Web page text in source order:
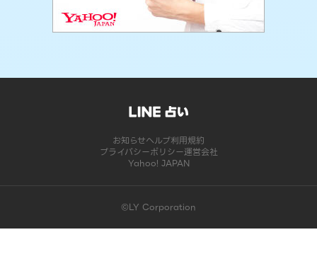
お知らせヘルプ利用規約
プライバシーポリシー運営会社
Yahoo! JAPAN
©LY Corporation
このコンテンツは掲載が終了しました | LINE占い